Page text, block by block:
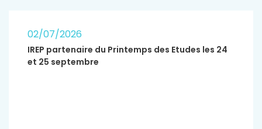
02/07/2026
IREP partenaire du Printemps des Etudes les 24
et 25 septembre